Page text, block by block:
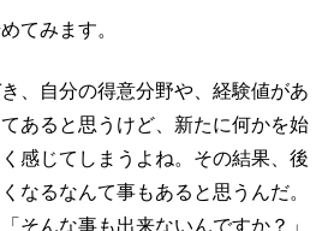
てみます。
、自分の得意分野や、経験値があ
あると思うけど、新たに何かを始
感じてしまうよね。その結果、後
なるなんて事もあると思うんだ。
そんな事も出来ないんですか？」